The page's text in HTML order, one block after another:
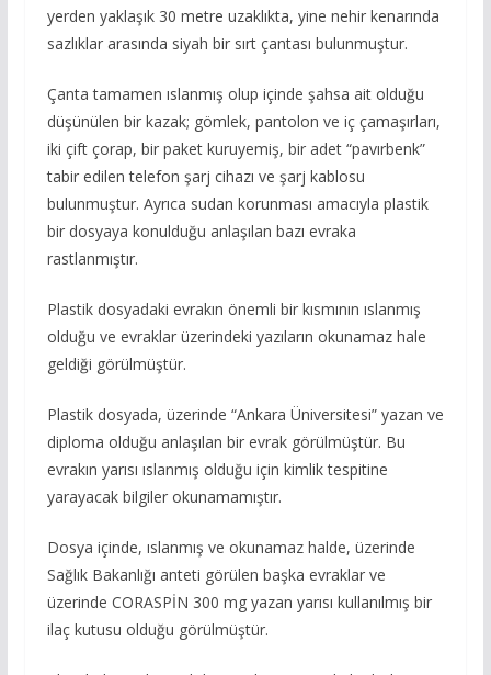
yerden yaklaşık 30 metre uzaklıkta, yine nehir kenarında
sazlıklar arasında siyah bir sırt çantası bulunmuştur.
Çanta tamamen ıslanmış olup içinde şahsa ait olduğu
düşünülen bir kazak; gömlek, pantolon ve iç çamaşırları,
iki çift çorap, bir paket kuruyemiş, bir adet “pavırbenk”
tabir edilen telefon şarj cihazı ve şarj kablosu
bulunmuştur. Ayrıca sudan korunması amacıyla plastik
bir dosyaya konulduğu anlaşılan bazı evraka
rastlanmıştır.
Plastik dosyadaki evrakın önemli bir kısmının ıslanmış
olduğu ve evraklar üzerindeki yazıların okunamaz hale
geldiği görülmüştür.
Plastik dosyada, üzerinde “Ankara Üniversitesi” yazan ve
diploma olduğu anlaşılan bir evrak görülmüştür. Bu
evrakın yarısı ıslanmış olduğu için kimlik tespitine
yarayacak bilgiler okunamamıştır.
Dosya içinde, ıslanmış ve okunamaz halde, üzerinde
Sağlık Bakanlığı anteti görülen başka evraklar ve
üzerinde CORASPİN 300 mg yazan yarısı kullanılmış bir
ilaç kutusu olduğu görülmüştür.